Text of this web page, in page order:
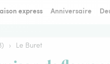
express Anniversaire
› Le Buret